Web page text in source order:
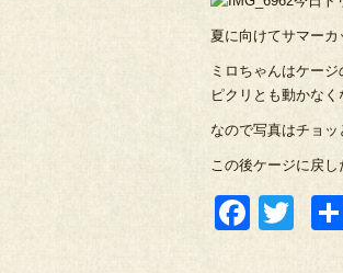
夏に向けてサマーカ
ミロちゃんはケー
ピクリとも動かなく
なので写真はチョッ
この後ケージに戻